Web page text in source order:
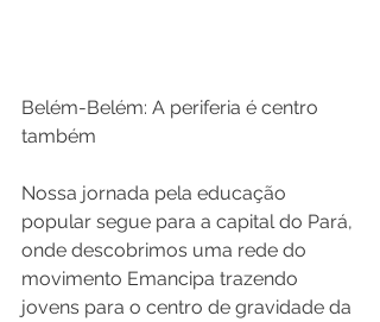
Belém-Belém: A periferia é centro
também
Nossa jornada pela educação
popular segue para a capital do Pará,
onde descobrimos uma rede do
movimento Emancipa trazendo
jovens para o centro de gravidade da